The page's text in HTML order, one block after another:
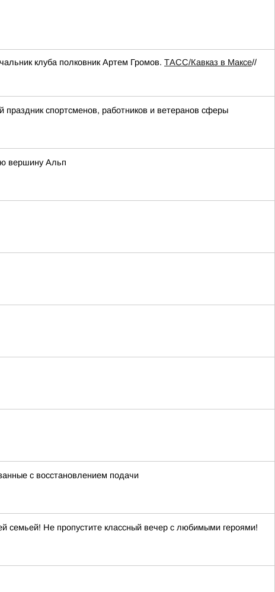
клуба полковник Артем Громов. ТАСС/Кавказ в Максе//
спортсменов, работников и ветеранов сферы
вершину Альп
с восстановлением подачи
семьей! Не пропустите классный вечер с любимыми героями!